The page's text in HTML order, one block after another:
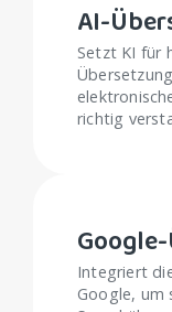
AI-
Setzt KI für
richtig
Integriert
Google, um